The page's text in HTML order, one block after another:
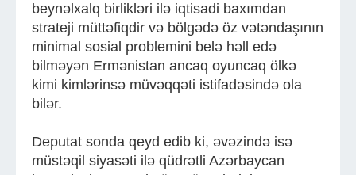
beynəlxalq birlikləri ilə iqtisadi baxımdan
strateji müttəfiqdir və bölgədə öz vətəndaşının
minimal sosial problemini belə həll edə
bilməyən Ermənistan ancaq oyuncaq ölkə
kimi kimlərinsə müvəqqəti istifadəsində ola
bilər.
Deputat sonda qeyd edib ki, əvəzində isə
müstəqil siyasəti ilə qüdrətli Azərbaycan